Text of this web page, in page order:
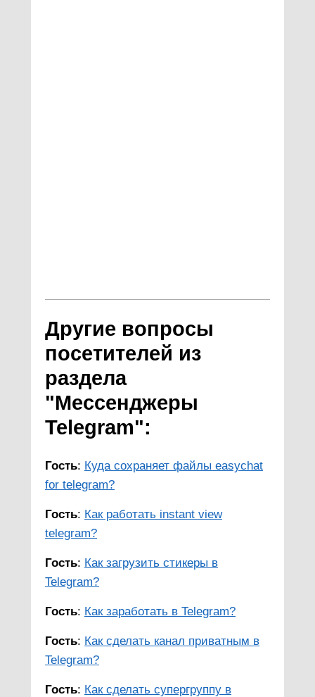
Другие вопросы
посетителей из
раздела
"Мессенджеры
Telegram":
Гость: Куда сохраняет файлы easychat
for telegram?
Гость: Как работать instant view
telegram?
Гость: Как загрузить стикеры в
Telegram?
Гость: Как заработать в Telegram?
Гость: Как сделать канал приватным в
Telegram?
Гость: Как сделать супергруппу в